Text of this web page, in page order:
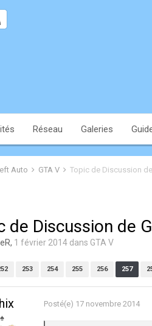
Réseau Galeries
Auto GTA V Topic de Discussion de
de Discussion de
, 1 février 2014 dans GTA V
253 254 255 256 257
Posté(e) 17 novembre 2014